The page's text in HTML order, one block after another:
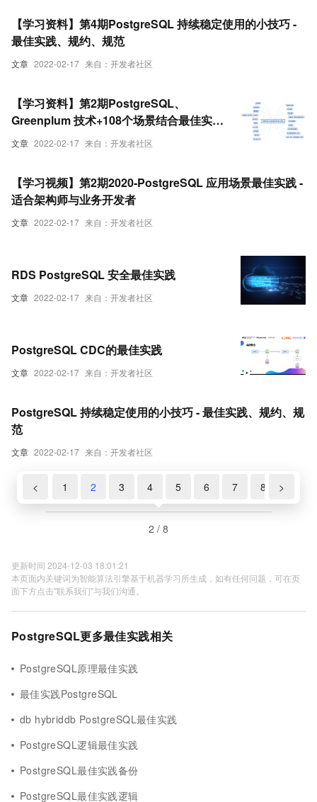
文章 2022-02-17 来自：开发者社区
【学习资料】第4期PostgreSQL 持续稳定使用的小技巧 -
最佳实践、规约、规范
文章 2022-02-17 来自：开发者社区
【学习资料】第2期PostgreSQL、
Greenplum 技术+108个场景结合最佳实践
《如来神掌》
文章 2022-02-17 来自：开发者社区
【学习视频】第2期2020-PostgreSQL 应用场景最佳实践 -
适合架构师与业务开发者
文章 2022-02-17 来自：开发者社区
RDS PostgreSQL 安全最佳实践
文章 2022-02-17 来自：开发者社区
PostgreSQL CDC的最佳实践
文章 2022-02-17 来自：开发者社区
PostgreSQL 持续稳定使用的小技巧 - 最佳实践、规约、规
范
< 1 2 3 4 5 6 7 8 >
2 / 8
更新时间 2024-12-03 18:01:21
本页面内关键词为智能算法引擎基于机器学习所生成，如有任何问题，可在页
面下方点击"联系我们"与我们沟通。
PostgreSQL更多最佳实践相关
PostgreSQL原理最佳实践
最佳实践PostgreSQL
db hybriddb PostgreSQL最佳实践
PostgreSQL逻辑最佳实践
PostgreSQL最佳实践备份
PostgreSQL最佳实践逻辑